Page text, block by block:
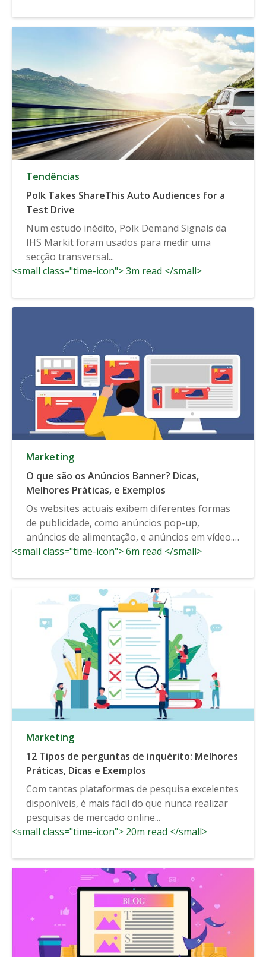
Tendências
Polk Takes ShareThis Auto Audiences for a
Test Drive
Num estudo inédito, Polk Demand Signals da
IHS Markit foram usados para medir uma
secção transversal...
<small class="time-icon"> 3m read </small>
Marketing
O que são os Anúncios Banner? Dicas,
Melhores Práticas, e Exemplos
Os websites actuais exibem diferentes formas
de publicidade, como anúncios pop-up,
anúncios de alimentação, e anúncios em vídeo.
E...
<small class="time-icon"> 6m read </small>
Marketing
12 Tipos de perguntas de inquérito: Melhores
Práticas, Dicas e Exemplos
Com tantas plataformas de pesquisa excelentes
disponíveis, é mais fácil do que nunca realizar
pesquisas de mercado online...
<small class="time-icon"> 20m read </small>